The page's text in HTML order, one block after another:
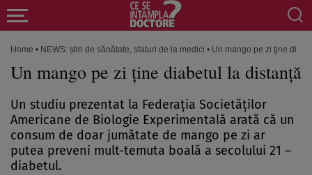
Home • NEWS: știri de sănătate, sfaturi de la medici • Un mango pe zi ţine
Un mango pe zi ţine diabetul la distanţă
Un studiu prezentat la Federaţia Societăţilor
Americane de Biologie Experimentală arată că un
consum de doar jumătate de mango pe zi ar
putea preveni mult-temuta boală a secolului 21 –
diabetul.